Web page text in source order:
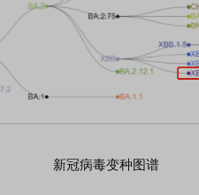
新冠病毒变种图谱